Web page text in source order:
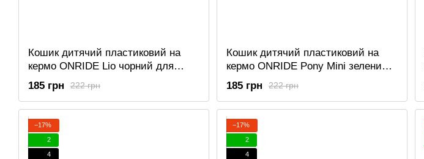
Кошик дитячий пластиковий на
кермо ONRIDE Lio чорний для
велосипедів 12-14"
222 грн
185 грн
Кошик дитячий пластиковий на
кермо ONRIDE Pony Mini зелений
для велосипедів 12-14"
222 грн
185 грн
−17%
2
4
−17%
2
4